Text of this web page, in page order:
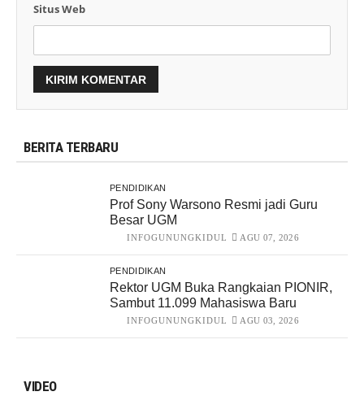
Situs Web
BERITA TERBARU
PENDIDIKAN
Prof Sony Warsono Resmi jadi Guru
Besar UGM
INFOGUNUNGKIDUL AGU 07, 2026
PENDIDIKAN
Rektor UGM Buka Rangkaian PIONIR,
Sambut 11.099 Mahasiswa Baru
INFOGUNUNGKIDUL AGU 03, 2026
VIDEO